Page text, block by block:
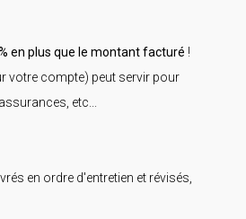
en plus que le montant facturé !
votre compte) peut servir pour
etc...
en ordre d'entretien et révisés,